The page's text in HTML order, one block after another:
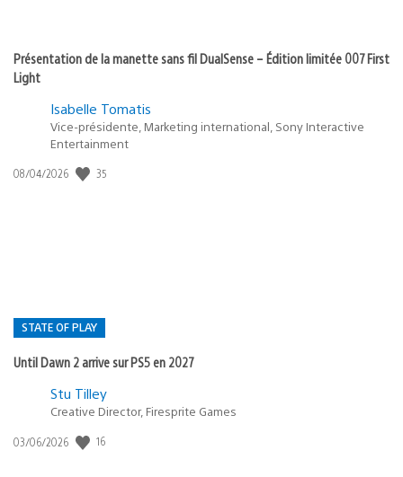
Présentation de la manette sans fil DualSense – Édition limitée 007 First
Light
Isabelle Tomatis
Vice-présidente, Marketing international, Sony Interactive
Entertainment
Date
08/04/2026 35
STATE OF PLAY
Until Dawn 2 arrive sur PS5 en 2027
Postée
:
Stu Tilley
Creative Director, Firesprite Games
Date
03/06/2026 16